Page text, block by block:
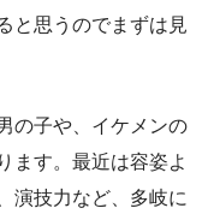
と思うのでまずは見
の子や、イケメンの
ます。最近は容姿よ
演技力など、多岐に